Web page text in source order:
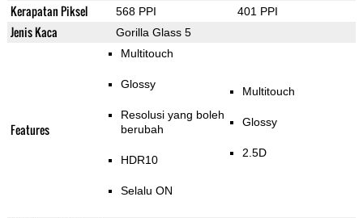
Kerapatan Piksel 568 PPI 401 PPI
Jenis Kaca Gorilla Glass 5
Features
Multitouch
Glossy
Resolusi yang boleh
berubah
HDR10
Selalu ON
Multitouch
Glossy
2.5D